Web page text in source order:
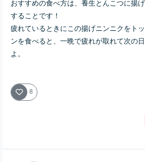
することです！
疲れているときにこの揚げニンニクをト
ンを食べると、一晩で疲れが取れて次の
よ。
8